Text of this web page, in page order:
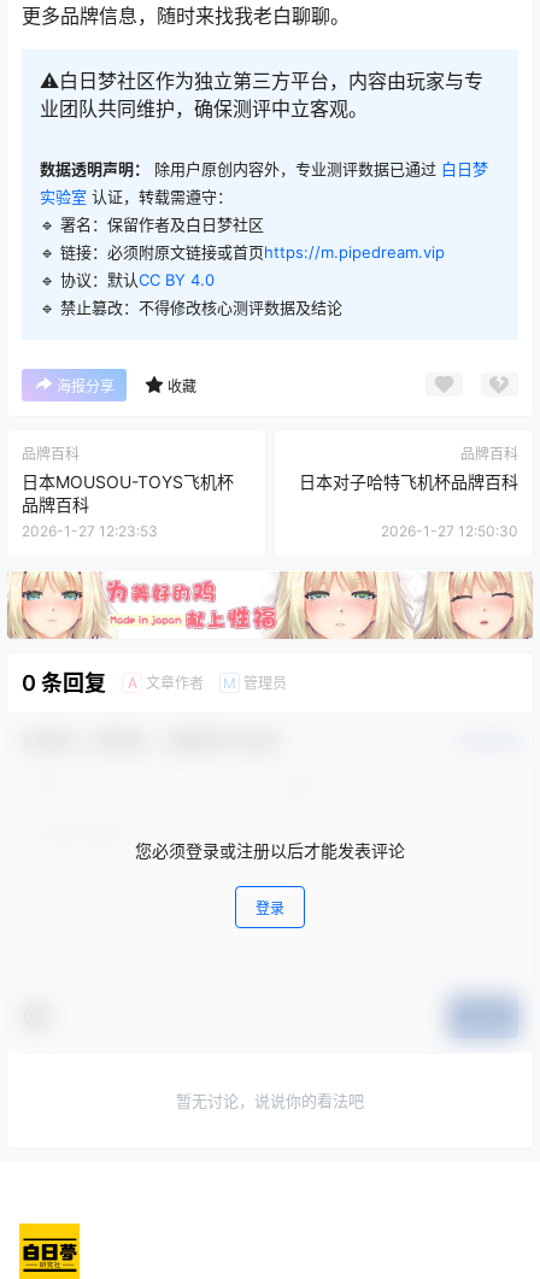
更多品牌信息，随时来找我老白聊聊。
⚠️白日梦社区作为独立第三方平台，内容由玩家与专
业团队共同维护，确保测评中立客观。
数据透明声明： 除用户原创内容外，专业测评数据已通过 白日梦
实验室 认证，转载需遵守：
🔹 署名：保留作者及白日梦社区
🔹 链接：必须附原文链接或首页https://m.pipedream.vip
🔹 协议：默认CC BY 4.0
🔹 禁止篡改：不得修改核心测评数据及结论
海报分享 收藏
品牌百科
日本MOUSOU-TOYS飞机杯
品牌百科
2026-1-27 12:23:53
品牌百科
日本对子哈特飞机杯品牌百科
2026-1-27 12:50:30
0 条回复 A 文章作者 M 管理员
您必须登录或注册以后才能发表评论
登录
暂无讨论，说说你的看法吧